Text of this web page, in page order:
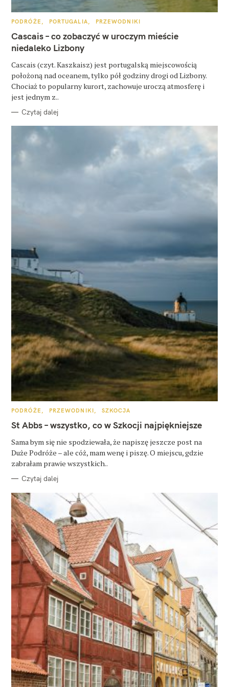
K
T
E
G
O
I
E
PODRÓŻE PORTUGALIA PRZEWODNIKI
Cascais – co zobaczyć w uroczym mieście
niedaleko Lizbony
Cascais (czyt. Kaszkaisz) jest portugalską miejscowością
położoną nad oceanem, tylko pół godziny drogi od Lizbony.
Chociaż to popularny kurort, zachowuje uroczą atmosferę i
jest jednym z..
Czytaj dalej
K
T
E
O
R
I
PODRÓŻE PRZEWODNIKI SZKOCJA
St Abbs – wszystko, co w Szkocji najpiękniejsze
Sama bym się nie spodziewała, że napiszę jeszcze post na
Duże Podróże – ale cóż, mam wenę i piszę. O miejscu, gdzie
zabrałam prawie wszystkich..
Czytaj dalej
k
a
j
: